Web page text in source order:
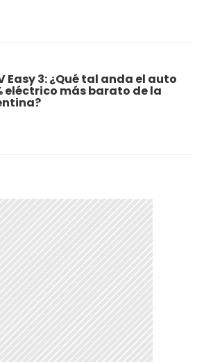
Easy 3: ¿Qué tal anda el auto
eléctrico más barato de la